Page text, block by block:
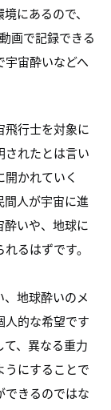
にあるので、
画で記録できる
宙酔いなどへ
飛行士を対象に
されたとは言い
かれていく
間人が宇宙に進
いや、地球に
るはずです。
地球酔いのメ
人的な希望です
、異なる重力
うにすることで
できるのではな